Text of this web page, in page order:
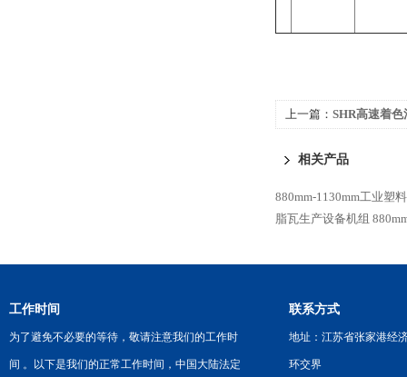
上一篇： SHR高速着色
相关产品
880mm-1130mm工业塑
脂瓦生产设备机组
工作时间
为了避免不必要的等待，敬请注意我们的工作时
间 。以下是我们的正常工作时间，中国大陆法定
联系方式
地址：江苏省张家港经
环交界